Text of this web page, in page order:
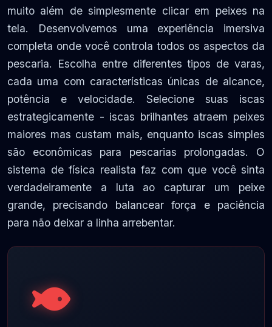
muito além de simplesmente clicar em peixes na
tela. Desenvolvemos uma experiência imersiva
completa onde você controla todos os aspectos da
pescaria. Escolha entre diferentes tipos de varas,
cada uma com características únicas de alcance,
potência e velocidade. Selecione suas iscas
estrategicamente - iscas brilhantes atraem peixes
maiores mas custam mais, enquanto iscas simples
são econômicas para pescarias prolongadas. O
sistema de física realista faz com que você sinta
verdadeiramente a luta ao capturar um peixe
grande, precisando balancear força e paciência
para não deixar a linha arrebentar.